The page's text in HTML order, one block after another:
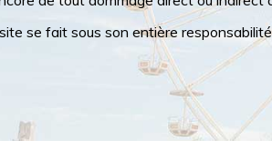
se fait sous son entière